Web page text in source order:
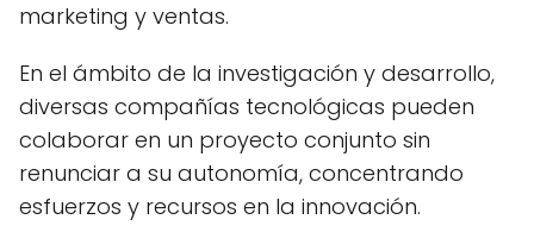
marketing y ventas.
En el ámbito de la investigación y desarrollo,
diversas compañías tecnológicas pueden
colaborar en un proyecto conjunto sin
renunciar a su autonomía, concentrando
esfuerzos y recursos en la innovación.